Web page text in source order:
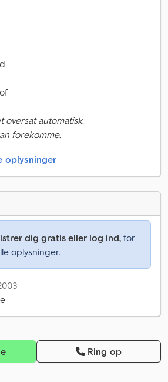
automatisk.
forekomme.
oplysninger
dig gratis eller log ind,for
oplysninger.
Ring op